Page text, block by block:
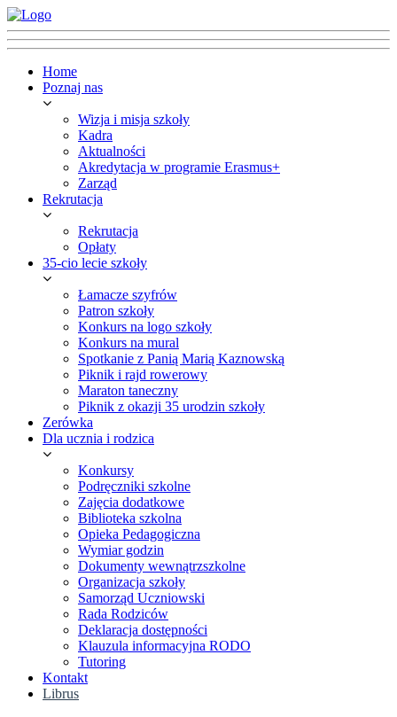
Home
Poznaj nas
Wizja i misja szkoły
Kadra
Aktualności
Akredytacja w programie Erasmus+
Zarząd
Rekrutacja
Rekrutacja
Opłaty
35-cio lecie szkoły
Łamacze szyfrów
Patron szkoły
Konkurs na logo szkoły
Konkurs na mural
Spotkanie z Panią Marią Kaznowską
Piknik i rajd rowerowy
Maraton taneczny
Piknik z okazji 35 urodzin szkoły
Zerówka
Dla ucznia i rodzica
Konkursy
Podręczniki szkolne
Zajęcia dodatkowe
Biblioteka szkolna
Opieka Pedagogiczna
Wymiar godzin
Dokumenty wewnątrzszkolne
Organizacja szkoły
Samorząd Uczniowski
Rada Rodziców
Deklaracja dostępności
Klauzula informacyjna RODO
Tutoring
Kontakt
Librus